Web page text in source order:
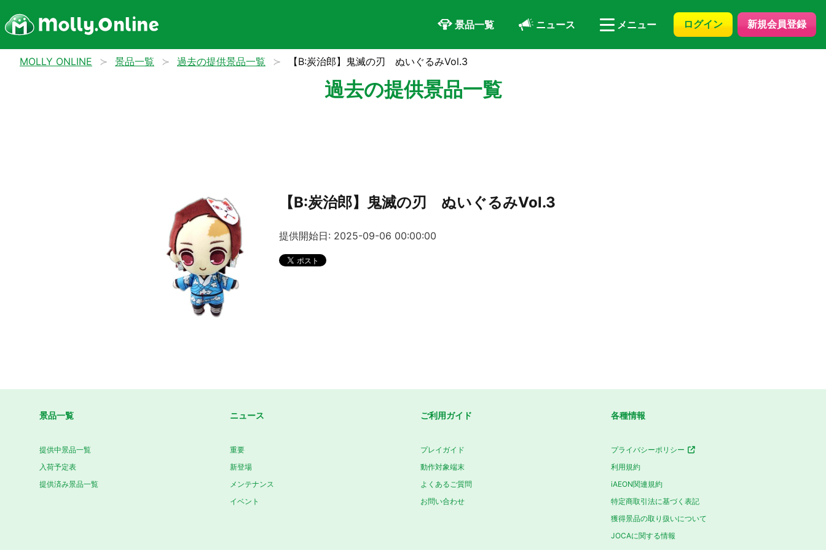
景品一覧 ニュース メニュー ログイン 新規会員登録
MOLLY ONLINE 景品一覧 過去の提供景品一覧 【B:炭治郎】鬼滅の刃 ぬいぐるみVol.3
過去の提供景品一覧
【B:炭治郎】鬼滅の刃 ぬいぐるみVol.3
提供開始日: 2025-09-06 00:00:00
景品一覧
提供中景品一覧
入荷予定表
提供済み景品一覧
ニュース
重要
新登場
メンテナンス
イベント
ご利用ガイド
プレイガイド
動作対象端末
よくあるご質問
お問い合わせ
各種情報
プライバシーポリシー
利用規約
iAEON関連規約
特定商取引法に基づく表記
獲得景品の取り扱いについて
JOCAに関する情報